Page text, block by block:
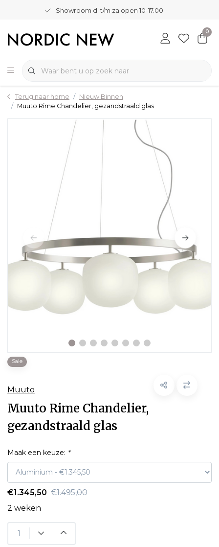
Showroom di t/m za open 10-17.00
0
Terug naar home
Nieuw Binnen
Muuto Rime Chandelier, gezandstraald glas
Sale
Muuto
Muuto Rime Chandelier,
gezandstraald glas
Maak een keuze: *
€1.345,50 €1.495,00
2 weken